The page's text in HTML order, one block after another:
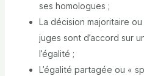
ses homologues ;
La décision majoritaire
juges sont d’accord sur
l’égalité ;
L’égalité partagée ou «